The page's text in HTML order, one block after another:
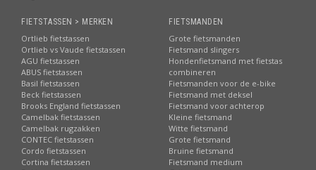
FIETSTASSEN > MERKEN
Ortlieb fietstassen
Ortlieb vs Vaude fietstassen
AGU fietstassen
ABUS fietstassen
Basil fietstassen
Beck fietstassen
Brooks England fietstassen
Camelbak fietstassen
Camelbak rugzakken
CONTEC fietstassen
Cordo fietstassen
Cortina fietstassen
FIETSMANDEN
Grote fietsmanden
Fietsmand slingers
Hondenfietsmand met fietstas
combineren
Fietsmanden voor de e-bike
Fietsmand met deksel
Fietsmand voor achterop
Kleine fietsmand
Witte fietsmand
Grote fietsmand
Bruine fietsmand
Fietsmand medium